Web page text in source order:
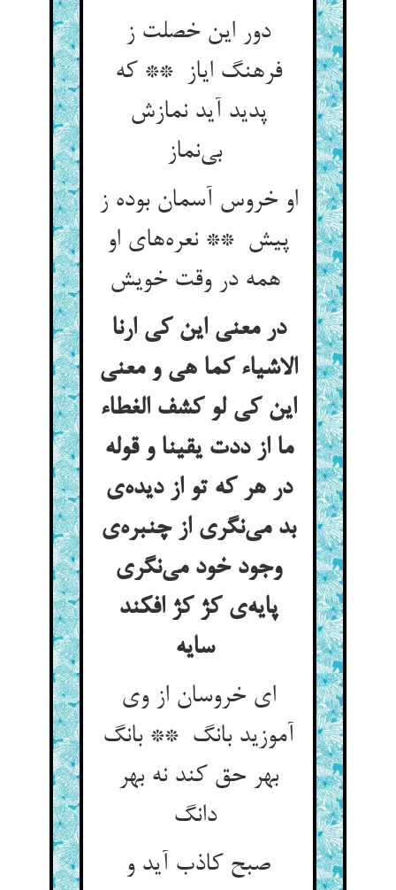
دور این خصلت ز
فرهنگ ایاز ** که
پدید آید نمازش
بی‌نماز
او خروس آسمان بوده ز
پیش ** نعره‌های او
همه در وقت خویش
در معنی این کی ارنا
الاشیاء کما هی و معنی
این کی لو کشف الغطاء
ما از ددت یقینا و قوله
در هر که تو از دیده‌ی
بد می‌نگری از چنبره‌ی
وجود خود می‌نگری
پایه‌ی کژ کژ افکند
سایه
ای خروسان از وی
آموزید بانگ ** بانگ
بهر حق کند نه بهر
دانگ
صبح کاذب آید و